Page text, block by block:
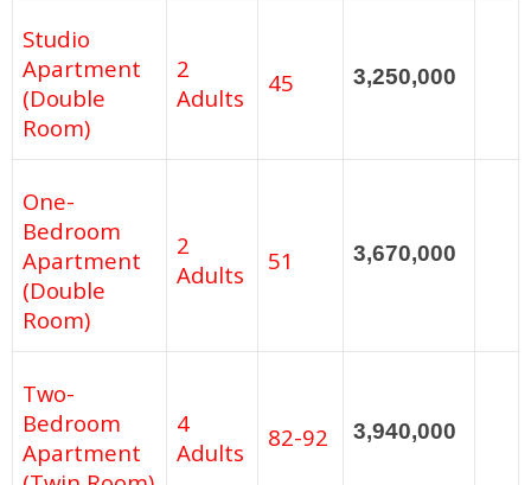
Studio
Apartment
(Double
Room)
2
Adults
45 3,250,000
One-
Bedroom
Apartment
(Double
Room)
2
Adults
51 3,670,000
Two-
Bedroom
Apartment
4
Adults
82-92 3,940,000